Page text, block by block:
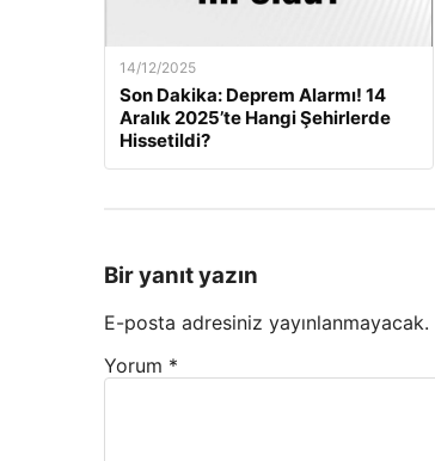
14/12/2025
Son Dakika: Deprem Alarmı! 14
Aralık 2025’te Hangi Şehirlerde
Hissetildi?
Bir yanıt yazın
E-posta adresiniz yayınlanmayacak.
Yorum *